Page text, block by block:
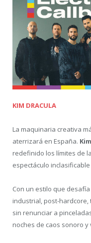
KIM DRACULA
La maquinaria creativa
aterrizará en España.
redefinido los límites de
espectáculo
Con un estilo que
industrial, post-
sin renunciar a
noches de caos sonoro